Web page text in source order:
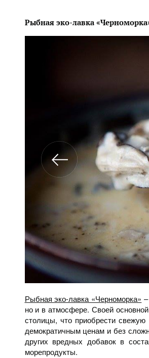
Рыбная эко-лавка
Рыбная эко-лавка «Черноморка»
но и в атмосфере. Своей
столицы, что приобрести
демократичным ценам и без
других вредных добавок в
морепродукты.